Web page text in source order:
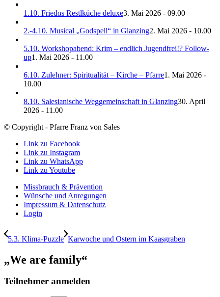
1.10. Friedαs Restlküche deluxe3. Mai 2026 - 09.00
2.-4.10. Musical „Godspell“ in Glanzing2. Mai 2026 - 10.00
5.10. Workshopabend: Krim – endlich Jugendfrei!? Follow-
up1. Mai 2026 - 11.00
6.10. Zulehner: Spiritualität – Kirche – Pfarre1. Mai 2026 -
10.00
8.10. Salesianische Weggemeinschaft in Glanzing30. April
2026 - 11.00
© Copyright - Pfarre Franz von Sales
Link zu Facebook
Link zu Instagram
Link zu WhatsApp
Link zu Youtube
Missbrauch & Prävention
Wünsche und Anregungen
Impressum & Datenschutz
Login
5.3. Klima-Puzzle Karwoche und Ostern im Kaasgraben
„We are family“
Teilnehmer anmelden